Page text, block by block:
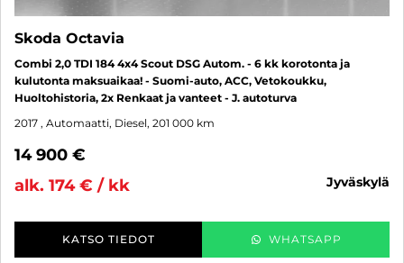
Skoda Octavia
Combi 2,0 TDI 184 4x4 Scout DSG Autom. - 6 kk korotonta ja
kulutonta maksuaikaa! - Suomi-auto, ACC, Vetokoukku,
Huoltohistoria, 2x Renkaat ja vanteet - J. autoturva
2017 , Automaatti, Diesel, 201 000 km
14 900 €
alk. 174 € / kk
jyväskylä
KATSO TIEDOT WHATSAPP